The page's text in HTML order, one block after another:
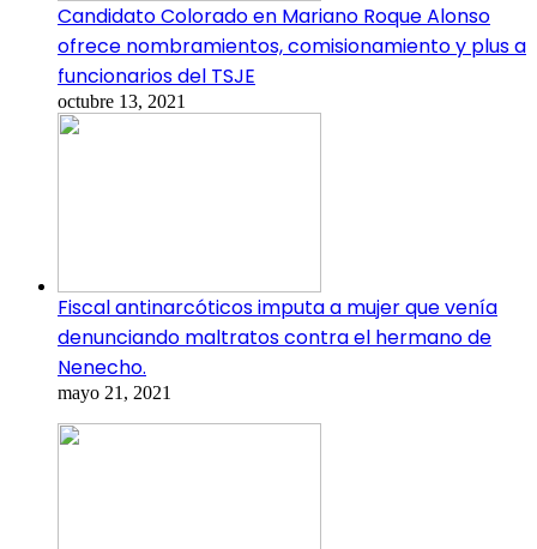
Candidato Colorado en Mariano Roque Alonso
ofrece nombramientos, comisionamiento y plus a
funcionarios del TSJE
octubre 13, 2021
Fiscal antinarcóticos imputa a mujer que venía
denunciando maltratos contra el hermano de
Nenecho.
mayo 21, 2021